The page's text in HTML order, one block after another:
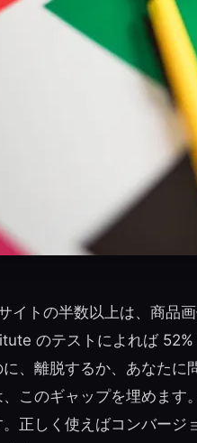
イトの半数以上は、商品
のテストによれば
に、離脱するか、あなたに
、このギャップを埋めま
。正しく使えばコンバージ